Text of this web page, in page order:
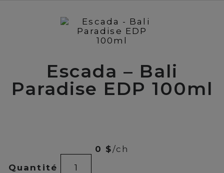
Escada – Bali
Paradise EDP 100ml
0 $ /ch
Quantité
Escada